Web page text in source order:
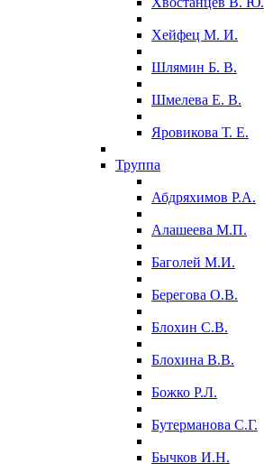
Хейфец М. И.
Шлямин Б. В.
Шмелева Е. В.
Яровикова Т. Е.
Труппа
Абдряхимов Р.А.
Алашеева М.П.
Баголей М.И.
Берегова О.В.
Блохин С.В.
Блохина В.В.
Божко Р.Л.
Бутерманова С.Г.
Бычков И.Н.